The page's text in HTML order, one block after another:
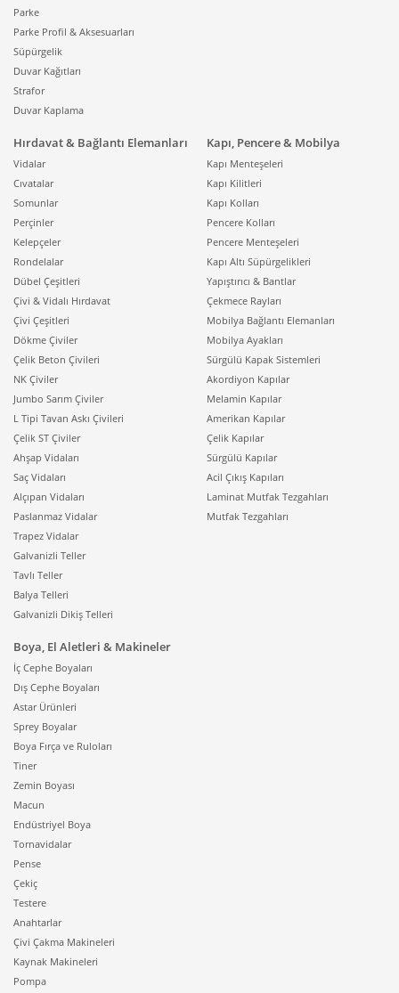
Parke
Parke Profil & Aksesuarları
Süpürgelik
Duvar Kağıtları
Strafor
Duvar Kaplama
Hırdavat & Bağlantı Elemanları
Vidalar
Cıvatalar
Somunlar
Perçinler
Kelepçeler
Rondelalar
Dübel Çeşitleri
Çivi & Vidalı Hırdavat
Çivi Çeşitleri
Dökme Çiviler
Çelik Beton Çivileri
NK Çiviler
Jumbo Sarım Çiviler
L Tipi Tavan Askı Çivileri
Çelik ST Çiviler
Ahşap Vidaları
Saç Vidaları
Alçıpan Vidaları
Paslanmaz Vidalar
Trapez Vidalar
Galvanizli Teller
Tavlı Teller
Balya Telleri
Galvanizli Dikiş Telleri
Kapı, Pencere & Mobilya
Kapı Menteşeleri
Kapı Kilitleri
Kapı Kolları
Pencere Kolları
Pencere Menteşeleri
Kapı Altı Süpürgelikleri
Yapıştırıcı & Bantlar
Çekmece Rayları
Mobilya Bağlantı Elemanları
Mobilya Ayakları
Sürgülü Kapak Sistemleri
Akordiyon Kapılar
Melamin Kapılar
Amerikan Kapılar
Çelik Kapılar
Sürgülü Kapılar
Acil Çıkış Kapıları
Laminat Mutfak Tezgahları
Mutfak Tezgahları
Boya, El Aletleri & Makineler
İç Cephe Boyaları
Dış Cephe Boyaları
Astar Ürünleri
Sprey Boyalar
Boya Fırça ve Ruloları
Tiner
Zemin Boyası
Macun
Endüstriyel Boya
Tornavidalar
Pense
Çekiç
Testere
Anahtarlar
Çivi Çakma Makineleri
Kaynak Makineleri
Pompa